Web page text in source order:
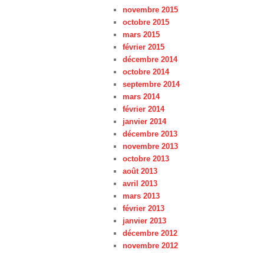
novembre 2015
octobre 2015
mars 2015
février 2015
décembre 2014
octobre 2014
septembre 2014
mars 2014
février 2014
janvier 2014
décembre 2013
novembre 2013
octobre 2013
août 2013
avril 2013
mars 2013
février 2013
janvier 2013
décembre 2012
novembre 2012